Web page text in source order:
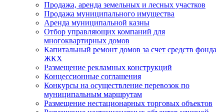
Продажа, аренда земельных и лесных участков
Продажа муниципального имущества
Аренда муниципальной казны
Отбор управляющих компаний для
многоквартирных домов
Капитальный ремонт домов за счет средств фонда
ЖКХ
Размещение рекламных конструкций
Концессионные соглашения
Конкурсы на осуществление перевозок по
муниципальным маршрутам
Размещение нестационарных торговых объектов